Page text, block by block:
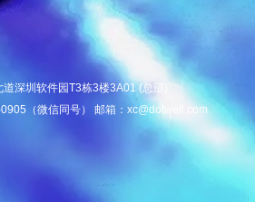
深圳软件园T3栋3楼3A01 (总部)
（微信同号） 邮箱：xc@dotwell.com